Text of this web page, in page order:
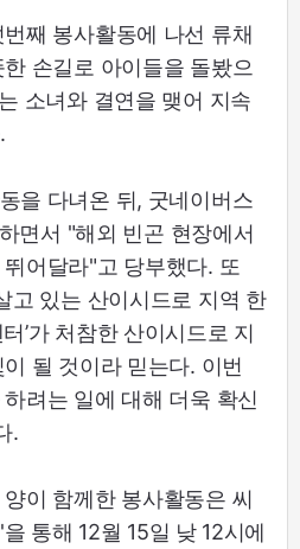
째 봉사활동에 나선 류채
손길로 아이들을 돌봤으
소녀와 결연을 맺어 지속
을 다녀온 뒤, 굿네이버스
면서 "해외 빈곤 현장에서
어달라"고 당부했다. 또
고 있는 산이시드로 지역 한
’가 처참한 산이시드로 지
될 것이라 믿는다. 이번
려는 일에 대해 더욱 확신
.
이 함께한 봉사활동은 씨
통해 12월 15일 낮 12시에